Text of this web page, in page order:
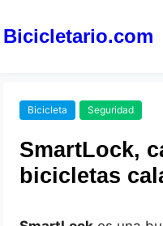
Bicicletario.com
Bicicleta Seguridad
SmartLock,
bicicletas